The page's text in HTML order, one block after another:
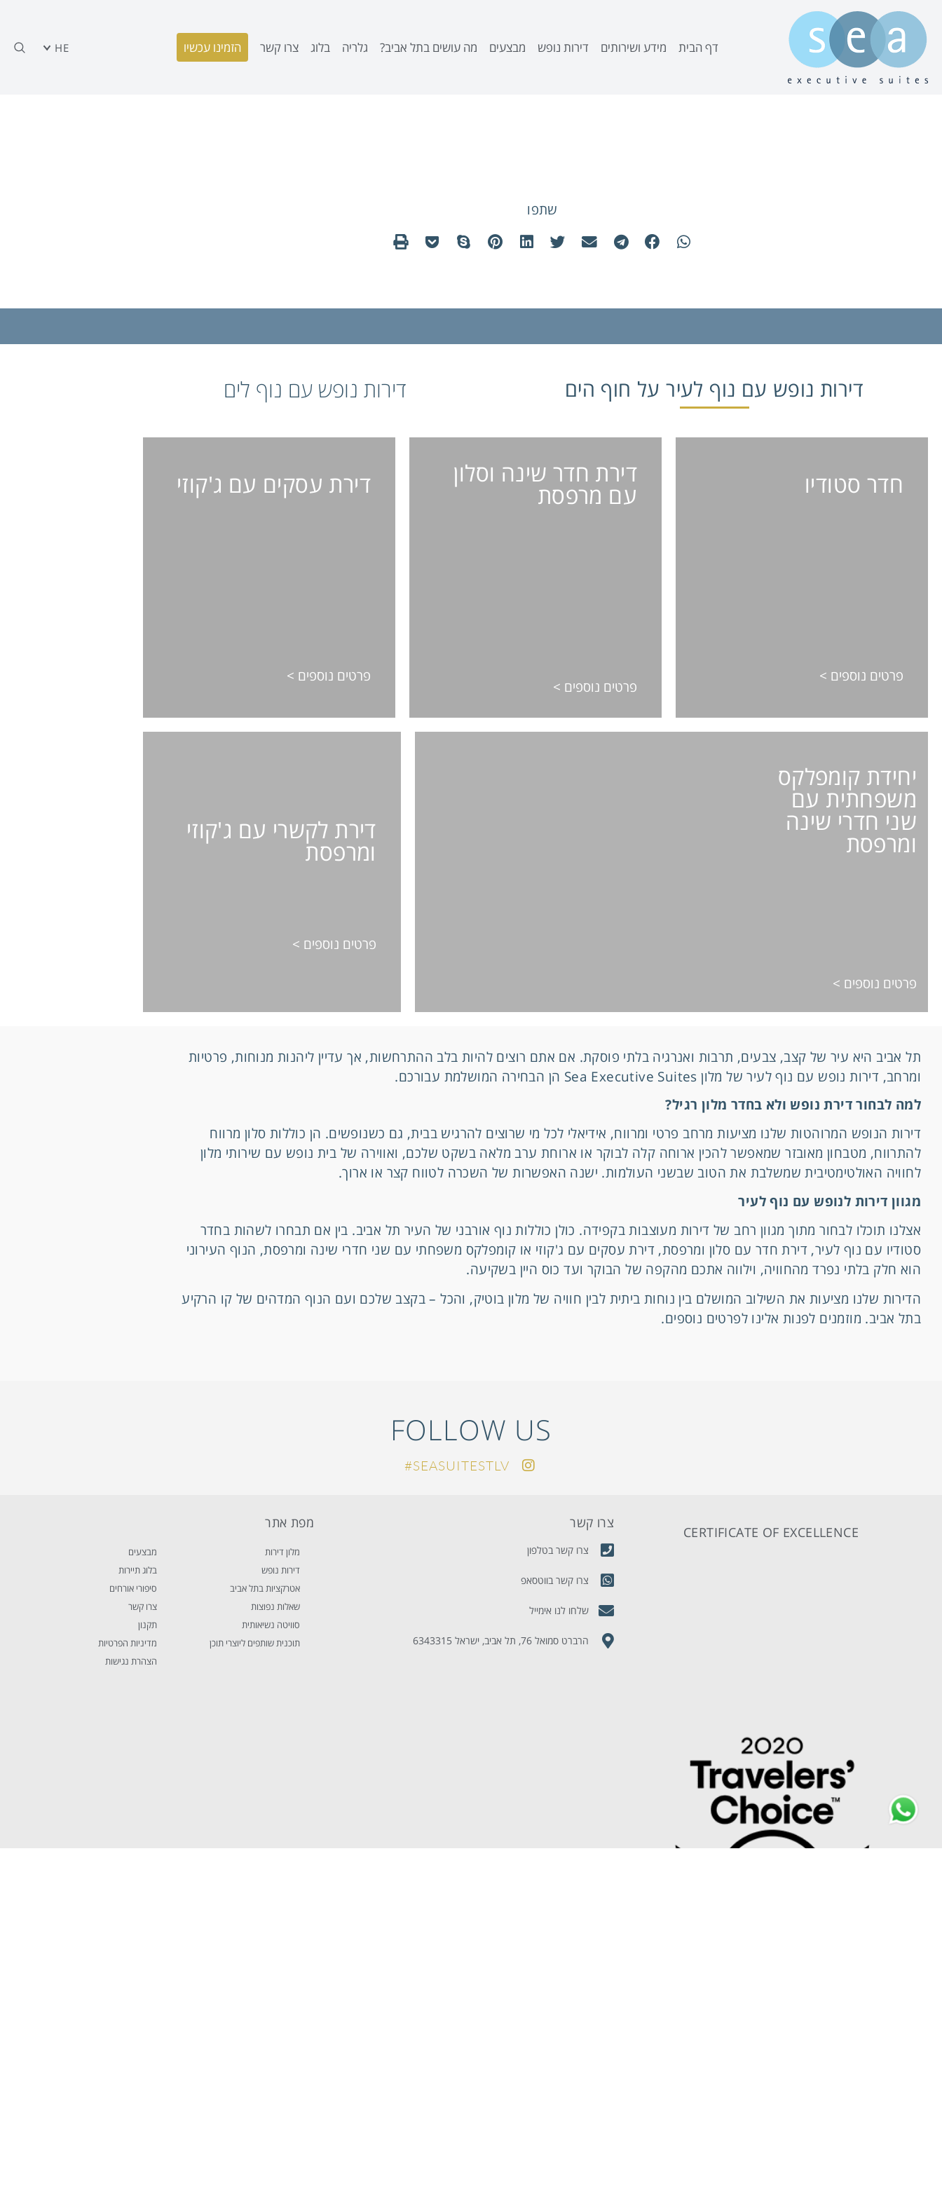
HE דף הבית מידע ושירותים דירות נופש מבצעים מה עושים בתל אביב? גלריה בלוג צרו קשר הזמינו עכשיו
שתפו
דירות נופש עם נוף לעיר על חוף הים דירות נופש עם נוף לים
חדר סטודיו
פרטים נוספים >
דירת חדר שינה וסלון
עם מרפסת
פרטים נוספים >
דירת חדר שינה
דירת עסקים עם ג'קוזי
פרטים נוספים >
דירת עסקים עם
יחידת קומפלקס
משפחתית עם
שני חדרי שינה
ומרפסת
פרטים נוספים >
דירת קומפלקס משפחתית עם שני חדרי דירת לקשרי עם ג'קוזי
ומרפסת
פרטים נוספים >
ג'קוזי ומרפסת
פרטים נוספים >
תל אביב היא עיר של קצב, צבעים, תרבות ואנרגיה בלתי פוסקת. אם אתם רוצים להיות בלב ההתרחשות, אך עדיין ליהנות מנוחות, פרטיות
ומרחב, דירות נופש עם נוף לעיר של מלון Sea Executive Suites הן הבחירה המושלמת עבורכם.​
למה לבחור דירת נופש ולא בחדר מלון רגיל?
דירות הנופש המרוהטות שלנו מציעות מרחב פרטי ומרווח, אידיאלי לכל מי שרוצים להרגיש בבית, גם כשנופשים. הן כוללות סלון מרווח
להתרווח, מטבחון מאובזר שמאפשר להכין ארוחה קלה לבוקר או ארוחת ערב מלאה בשקט שלכם, ואווירה של בית נופש עם שירותי מלון
לחוויה האולטימטיבית שמשלבת את הטוב שבשני העולמות. ישנה האפשרות של השכרה לטווח קצר או ארוך.
מגוון דירות לנופש עם נוף לעיר
אצלנו תוכלו לבחור מתוך מגוון רחב של דירות מעוצבות בקפידה. כולן כוללות נוף אורבני של העיר תל אביב. בין אם תבחרו לשהות בחדר
סטודיו עם נוף לעיר, דירת חדר עם סלון ומרפסת, דירת עסקים עם ג'קוזי או קומפלקס משפחתי עם שני חדרי שינה ומרפסת, הנוף העירוני
הוא חלק בלתי נפרד מהחוויה, וילווה אתכם מהקפה של הבוקר ועד כוס היין בשקיעה.
הדירות שלנו מציעות את השילוב המושלם בין נוחות ביתית לבין חוויה של מלון בוטיק, והכל – בקצב שלכם ועם הנוף המדהים של קו הרקיע
בתל אביב. מוזמנים לפנות אלינו לפרטים נוספים.
FOLLOW US
SEASUITESTLV#
CERTIFICATE OF EXCELLENCE
צרו קשר
צרו קשר בטלפון
צרו קשר בווטסאפ
שלחו לנו אימייל
הרברט סמואל 76, תל אביב, ישראל 6343315
מפת אתר
מלון דירות
דירות נופש
אטרקציות בתל אביב
שאלות נפוצות
סוויטה נשיאותית
תוכנית שותפים ליוצרי תוכן
מבצעים
בלוג תיירות
סיפורי אורחים
צרו קשר
תקנון
מדיניות הפרטיות
הצהרת נגישות